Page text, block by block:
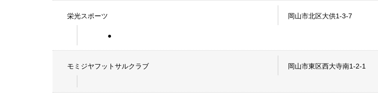
栄光スポーツ 岡山市北区大供1-3-7
モミジヤフットサルクラブ 岡山市東区西大寺南1-2-1